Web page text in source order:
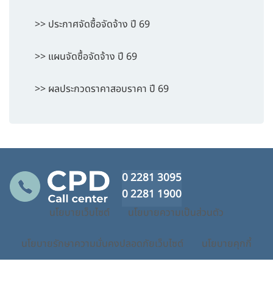
>> ประกาศจัดซื้อจัดจ้าง ปี 69
>> แผนจัดซื้อจัดจ้าง ปี 69
>> ผลประกวดราคาสอบราคา ปี 69
0 2281 3095
0 2281 1900
นโยบายเว็บไซต์ นโยบายความเป็นส่วนตัว
นโยบายรักษาความมั่นคงปลอดภัยเว็บไซต์ นโยบายคุกกี้